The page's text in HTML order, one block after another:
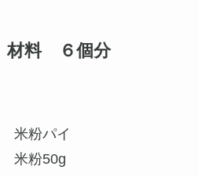
材料 ６個分
米粉パイ
米粉50g